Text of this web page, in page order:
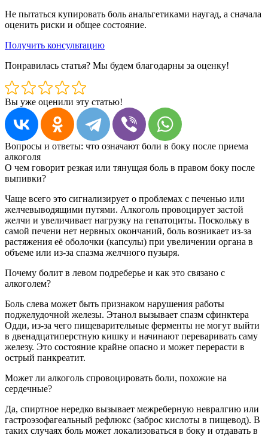
Не пытаться купировать боль анальгетиками наугад, а сначала
оценить риски и общее состояние.
Получить консультацию
Понравилась статья? Мы будем благодарны за оценку!
Вы уже оценили эту статью!
Вопросы и ответы: что означают боли в боку после приема
алкоголя
О чем говорит резкая или тянущая боль в правом боку после
выпивки?
Чаще всего это сигнализирует о проблемах с печенью или
желчевыводящими путями. Алкоголь провоцирует застой
желчи и увеличивает нагрузку на гепатоциты. Поскольку в
самой печени нет нервных окончаний, боль возникает из-за
растяжения её оболочки (капсулы) при увеличении органа в
объеме или из-за спазма желчного пузыря.
Почему болит в левом подреберье и как это связано с
алкоголем?
Боль слева может быть признаком нарушения работы
поджелудочной железы. Этанол вызывает спазм сфинктера
Одди, из-за чего пищеварительные ферменты не могут выйти
в двенадцатиперстную кишку и начинают переваривать саму
железу. Это состояние крайне опасно и может перерасти в
острый панкреатит.
Может ли алкоголь спровоцировать боли, похожие на
сердечные?
Да, спиртное нередко вызывает межреберную невралгию или
гастроэзофагеальный рефлюкс (заброс кислоты в пищевод). В
таких случаях боль может локализоваться в боку и отдавать в